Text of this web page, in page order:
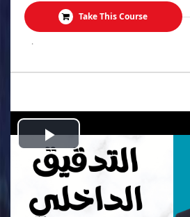
Take This Course
.
Play
Video